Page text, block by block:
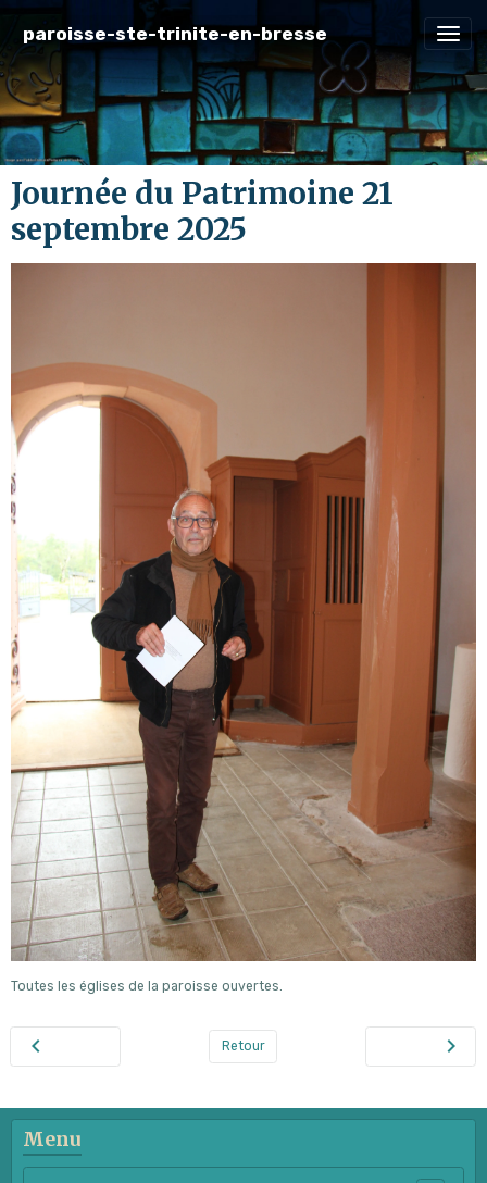
paroisse-ste-trinite-en-bresse
Journée du Patrimoine 21
septembre 2025
Toutes les églises de la paroisse ouvertes.
Retour
Menu